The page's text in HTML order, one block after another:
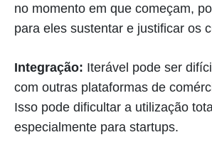
no momento em que começam,
para eles sustentar e justificar os
Integração: Iterável pode ser
com outras plataformas de
Isso pode dificultar a utilização
especialmente para startups.